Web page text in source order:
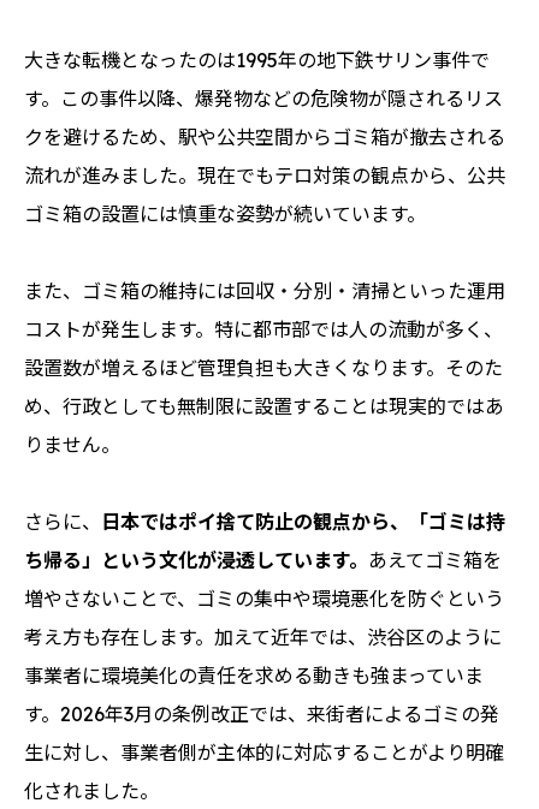
大きな転機となったのは1995年の地下鉄サリン事件で
す。この事件以降、爆発物などの危険物が隠されるリス
クを避けるため、駅や公共空間からゴミ箱が撤去される
流れが進みました。現在でもテロ対策の観点から、公共
ゴミ箱の設置には慎重な姿勢が続いています。
また、ゴミ箱の維持には回収・分別・清掃といった運用
コストが発生します。特に都市部では人の流動が多く、
設置数が増えるほど管理負担も大きくなります。そのた
め、行政としても無制限に設置することは現実的ではあ
りません。
さらに、 日本ではポイ捨て防止の観点から、「ゴミは持
ち帰る」という文化が浸透しています。 あえてゴミ箱を
増やさないことで、ゴミの集中や環境悪化を防ぐという
考え方も存在します。加えて近年では、渋谷区のように
事業者に環境美化の責任を求める動きも強まっていま
す。2026年3月の条例改正では、来街者によるゴミの発
生に対し、事業者側が主体的に対応することがより明確
化されました。